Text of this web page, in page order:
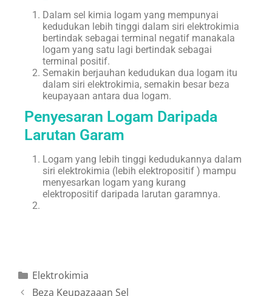
Dalam sel kimia logam yang mempunyai
kedudukan lebih tinggi dalam siri elektrokimia
bertindak sebagai terminal negatif manakala
logam yang satu lagi bertindak sebagai
terminal positif.
Semakin berjauhan kedudukan dua logam itu
dalam siri elektrokimia, semakin besar beza
keupayaan antara dua logam.
Penyesaran Logam Daripada
Larutan Garam
Logam yang lebih tinggi kedudukannya dalam
siri elektrokimia (lebih elektropositif ) mampu
menyesarkan logam yang kurang
elektropositif daripada larutan garamnya.
Elektrokimia
Beza Keupazaaan Sel